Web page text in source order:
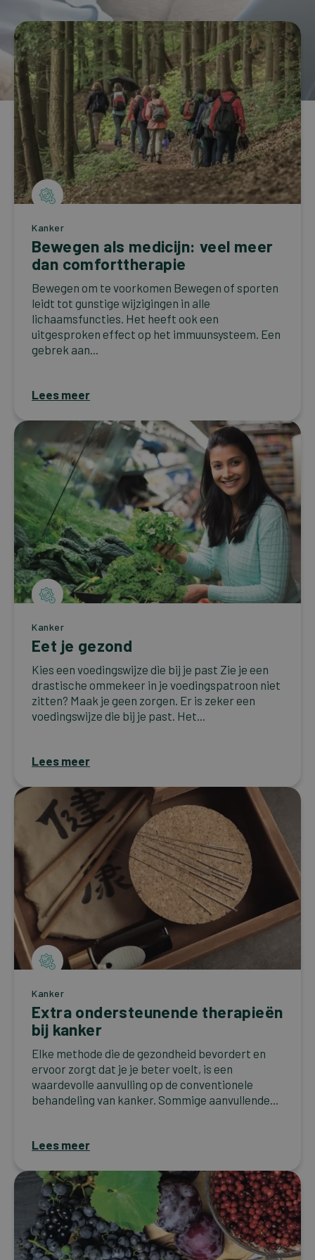
Kanker
Bewegen als medicijn: veel meer
dan comforttherapie
Bewegen om te voorkomen Bewegen of sporten
leidt tot gunstige wijzigingen in alle
lichaamsfuncties. Het heeft ook een
uitgesproken effect op het immuunsysteem. Een
gebrek aan...
Lees meer
Kanker
Eet je gezond
Kies een voedingswijze die bij je past Zie je een
drastische ommekeer in je voedingspatroon niet
zitten? Maak je geen zorgen. Er is zeker een
voedingswijze die bij je past. Het...
Lees meer
Kanker
Extra ondersteunende therapieën
bij kanker
Elke methode die de gezondheid bevordert en
ervoor zorgt dat je je beter voelt, is een
waardevolle aanvulling op de conventionele
behandeling van kanker. Sommige aanvullende...
Lees meer
Onze bestsellers
NEDERLANDS